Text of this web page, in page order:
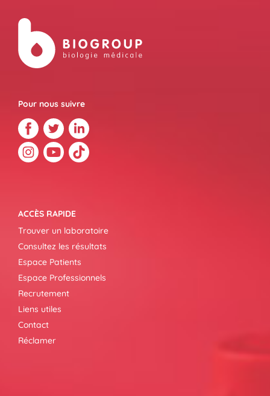
Pour nous suivre
ACCÈS RAPIDE
Trouver un laboratoire
Consultez les résultats
Espace Patients
Espace Professionnels
Recrutement
Liens utiles
Contact
Réclamer